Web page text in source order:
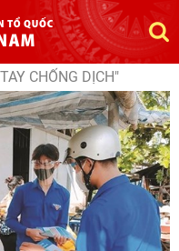
CHỐNG DỊCH"